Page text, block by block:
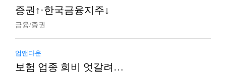
증권↑·한국금융지주↓
금융/증권
업앤다운
보험 업종 희비 엇갈려…